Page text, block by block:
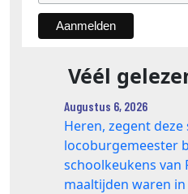
Véél
Augustus 6, 2026
Heren, zegent deze
locoburgemeester
schoolkeukens van
maaltijden waren